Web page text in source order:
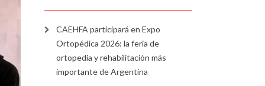
CAEHFA participará en Expo
Ortopédica 2026: la feria de
ortopedia y rehabilitación más
importante de Argentina